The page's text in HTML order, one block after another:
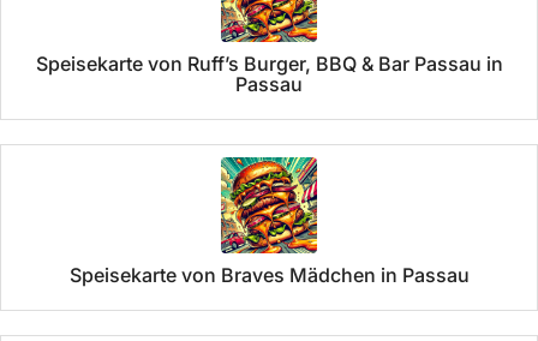
Speisekarte von Ruff’s Burger, BBQ & Bar Passau in
Passau
Speisekarte von Braves Mädchen in Passau